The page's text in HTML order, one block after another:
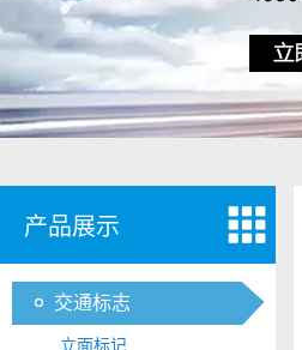
产品展示
交通标志
立面标记